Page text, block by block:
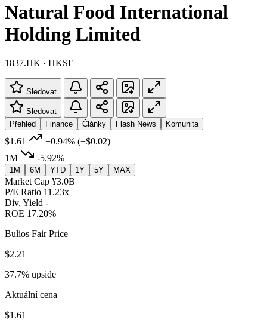
Natural Food International
Holding Limited
1837.HK · HKSE
Sledovat
Sledovat
Přehled
Finance Články Flash News Komunita
$1.61 +0.94% (+$0.02)
1M
-5.92%
1M 6M YTD 1Y 5Y MAX
Market Cap ¥3.0B
P/E Ratio 11.23x
Div. Yield -
ROE 17.20%
Bulios Fair Price
$2.21
37.7% upside
Aktuální cena
$1.61